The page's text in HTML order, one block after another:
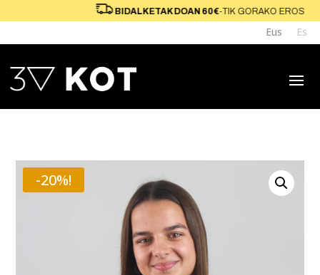
BIDALKETAK DOAN 60€ -TIK
Eus Es
-20%!